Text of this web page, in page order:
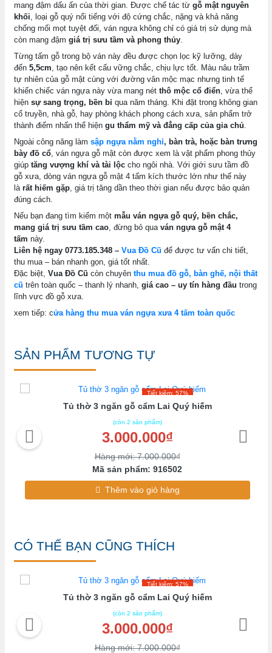
mang đậm dấu ấn của thời gian. Được chế tác từ gỗ mật nguyên
khối, loại gỗ quý nổi tiếng với độ cứng chắc, nặng và khả năng
chống mối mọt tuyệt đối, ván ngựa không chỉ có giá trị sử dụng mà
còn mang đậm giá trị sưu tầm và phong thủy.
Từng tấm gỗ trong bộ ván này đều được chọn lọc kỹ lưỡng, dày
đến 5,5cm, tạo nên kết cấu vững chắc, chịu lực tốt. Màu nâu trầm
tự nhiên của gỗ mật cùng với đường vân mộc mạc nhưng tinh tế
khiến chiếc ván ngựa này vừa mang nét thô mộc cổ điển, vừa thể
hiện sự sang trọng, bền bỉ qua năm tháng. Khi đặt trong không gian
cổ truyền, nhà gỗ, hay phòng khách phong cách xưa, sản phẩm trở
thành điểm nhấn thể hiện gu thẩm mỹ và đẳng cấp của gia chủ.
Ngoài công năng làm sập ngựa nằm nghỉ, bàn trà, hoặc bàn trưng
bày đồ cổ, ván ngựa gỗ mật còn được xem là vật phẩm phong thủy
giúp tăng vượng khí và tài lộc cho ngôi nhà. Với giới sưu tầm đồ
gỗ xưa, dòng ván ngựa gỗ mật 4 tấm kích thước lớn như thế này
là rất hiếm gặp, giá trị tăng dần theo thời gian nếu được bảo quản
đúng cách.
Nếu bạn đang tìm kiếm một mẫu ván ngựa gỗ quý, bền chắc,
mang giá trị sưu tầm cao, đừng bỏ qua ván ngựa gỗ mật 4
tấm này.
Liên hệ ngay 0773.185.348 – Vua Đồ Cũ để được tư vấn chi tiết,
thu mua – bán nhanh gọn, giá tốt nhất.
Đặc biệt, Vua Đồ Cũ còn chuyên thu mua đồ gỗ, bàn ghế, nội thất
cũ trên toàn quốc – thanh lý nhanh, giá cao – uy tín hàng đầu trong
lĩnh vực đồ gỗ xưa.
xem tiếp: cửa hàng thu mua ván ngựa xưa 4 tấm toàn quốc
SẢN PHẨM TƯƠNG TỰ
Tiết kiệm: 57%
Tủ thờ 3 ngăn gỗ cẩm Lai Quý hiếm
(còn 2 sản phẩm)
3.000.000₫
Hàng mới: 7.000.000₫
Mã sản phẩm: 916502
Thêm vào giỏ hàng
CÓ THỂ BẠN CŨNG THÍCH
Tiết kiệm: 57%
Tủ thờ 3 ngăn gỗ cẩm Lai Quý hiếm
(còn 2 sản phẩm)
3.000.000₫
Hàng mới: 7.000.000₫